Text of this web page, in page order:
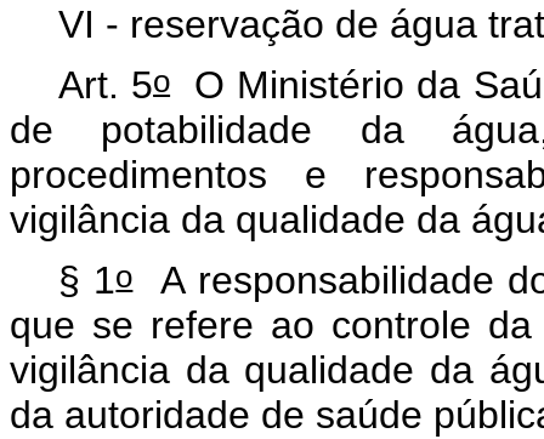
VI - reservação de água
Art. 5oO Ministério da
de potabilidade da
procedimentos e
vigilância da qualidade da
§ 1oA responsabilidade
que se refere ao controle
vigilância da qualidade da
da autoridade de saúde